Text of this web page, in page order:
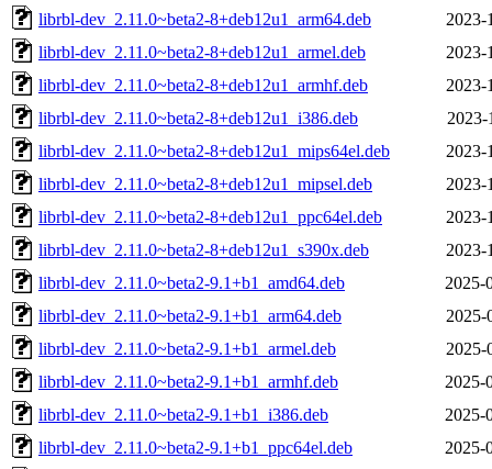
librbl-dev_2.11.0~beta2-8+deb12u1_arm64.deb
2023-
librbl-dev_2.11.0~beta2-8+deb12u1_armel.deb
2023-
librbl-dev_2.11.0~beta2-8+deb12u1_armhf.deb
2023-
librbl-dev_2.11.0~beta2-8+deb12u1_i386.deb
2023-
librbl-dev_2.11.0~beta2-8+deb12u1_mips64el.deb
2023-
librbl-dev_2.11.0~beta2-8+deb12u1_mipsel.deb
2023-
librbl-dev_2.11.0~beta2-8+deb12u1_ppc64el.deb
2023-
librbl-dev_2.11.0~beta2-8+deb12u1_s390x.deb
2023-
librbl-dev_2.11.0~beta2-9.1+b1_amd64.deb
2025-
librbl-dev_2.11.0~beta2-9.1+b1_arm64.deb
2025-
librbl-dev_2.11.0~beta2-9.1+b1_armel.deb
2025-
librbl-dev_2.11.0~beta2-9.1+b1_armhf.deb
2025-
librbl-dev_2.11.0~beta2-9.1+b1_i386.deb
2025-
librbl-dev_2.11.0~beta2-9.1+b1_ppc64el.deb
2025-